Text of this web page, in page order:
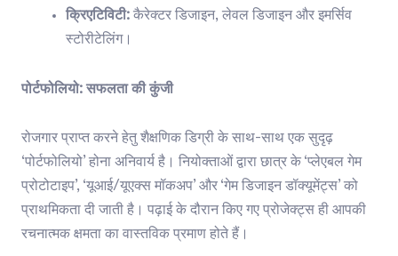
क्रिएटिविटी: कैरेक्टर डिजाइन, लेवल डिजाइन और इमर्सिव
स्टोरीटेलिंग।
पोर्टफोलियो: सफलता की कुंजी
रोजगार प्राप्त करने हेतु शैक्षणिक डिग्री के साथ-साथ एक सुदृढ़
‘पोर्टफोलियो’ होना अनिवार्य है। नियोक्ताओं द्वारा छात्र के ‘प्लेएबल गेम
प्रोटोटाइप’, ‘यूआई/यूएक्स मॉकअप’ और ‘गेम डिजाइन डॉक्यूमेंट्स’ को
प्राथमिकता दी जाती है। पढ़ाई के दौरान किए गए प्रोजेक्ट्स ही आपकी
रचनात्मक क्षमता का वास्तविक प्रमाण होते हैं।